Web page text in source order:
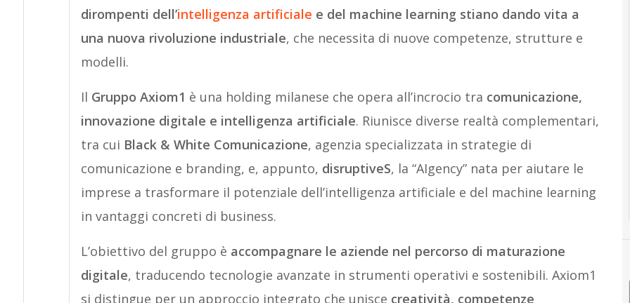
dirompenti dell’intelligenza artificiale e del machine learning stiano dando vita a
una nuova rivoluzione industriale, che necessita di nuove competenze, strutture e
modelli.
Il Gruppo Axiom1 è una holding milanese che opera all’incrocio tra comunicazione,
innovazione digitale e intelligenza artificiale. Riunisce diverse realtà complementari,
tra cui Black & White Comunicazione, agenzia specializzata in strategie di
comunicazione e branding, e, appunto, disruptiveS, la “AIgency” nata per aiutare le
imprese a trasformare il potenziale dell’intelligenza artificiale e del machine learning
in vantaggi concreti di business.
L’obiettivo del gruppo è accompagnare le aziende nel percorso di maturazione
digitale, traducendo tecnologie avanzate in strumenti operativi e sostenibili. Axiom1
si distingue per un approccio integrato che unisce creatività, competenze